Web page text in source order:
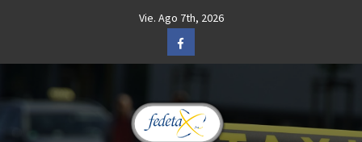
Vie. Ago 7th, 2026
Facebook